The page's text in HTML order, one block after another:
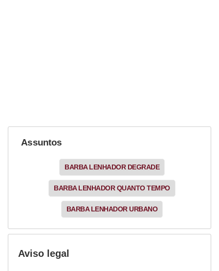
Assuntos
BARBA LENHADOR DEGRADE
BARBA LENHADOR QUANTO TEMPO
BARBA LENHADOR URBANO
Aviso legal